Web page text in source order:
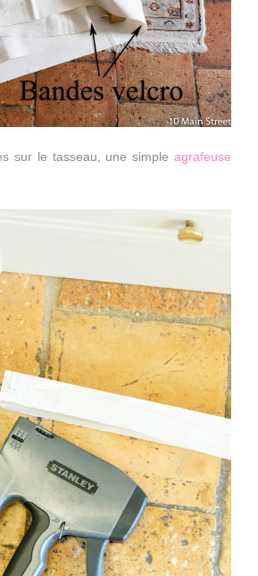
sur le tasseau, une simple agrafeuse